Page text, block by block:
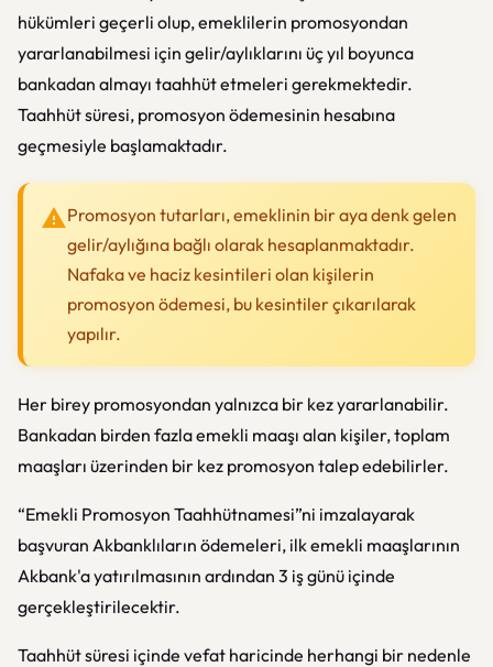
hükümleri geçerli olup, emeklilerin promosyondan
yararlanabilmesi için gelir/aylıklarını üç yıl boyunca
bankadan almayı taahhüt etmeleri gerekmektedir.
Taahhüt süresi, promosyon ödemesinin hesabına
geçmesiyle başlamaktadır.
Promosyon tutarları, emeklinin bir aya denk gelen
gelir/aylığına bağlı olarak hesaplanmaktadır.
Nafaka ve haciz kesintileri olan kişilerin
promosyon ödemesi, bu kesintiler çıkarılarak
yapılır.
Her birey promosyondan yalnızca bir kez yararlanabilir.
Bankadan birden fazla emekli maaşı alan kişiler, toplam
maaşları üzerinden bir kez promosyon talep edebilirler.
“Emekli Promosyon Taahhütnamesi”ni imzalayarak
başvuran Akbanklıların ödemeleri, ilk emekli maaşlarının
Akbank'a yatırılmasının ardından 3 iş günü içinde
gerçekleştirilecektir.
Taahhüt süresi içinde vefat haricinde herhangi bir nedenle